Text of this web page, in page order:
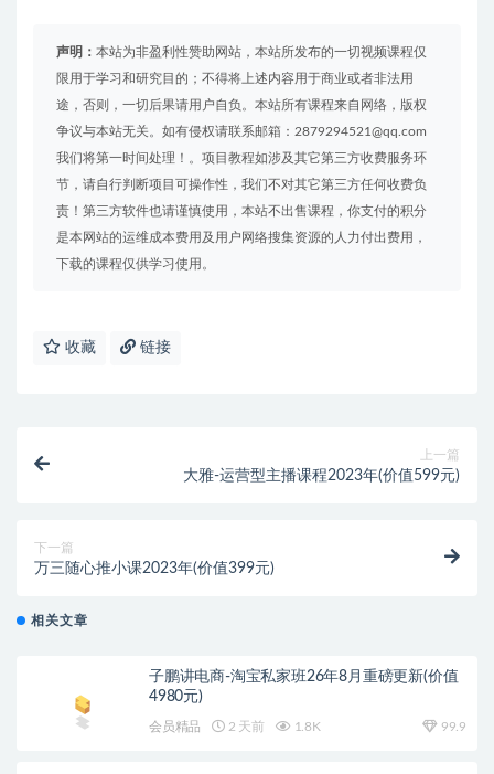
声明： 本站为非盈利性赞助网站，本站所发布的一切视频课程仅
限用于学习和研究目的；不得将上述内容用于商业或者非法用
途，否则，一切后果请用户自负。本站所有课程来自网络，版权
争议与本站无关。如有侵权请联系邮箱：2879294521@qq.com
我们将第一时间处理！。项目教程如涉及其它第三方收费服务环
节，请自行判断项目可操作性，我们不对其它第三方任何收费负
责！第三方软件也请谨慎使用，本站不出售课程，你支付的积分
是本网站的运维成本费用及用户网络搜集资源的人力付出费用，
下载的课程仅供学习使用。
收藏 链接
上一篇
大雅-运营型主播课程2023年(价值599元)
下一篇
万三随心推小课2023年(价值399元)
相关文章
子鹏讲电商-淘宝私家班26年8月重磅更新(价值
4980元)
会员精品 2 天前 1.8K 99.9